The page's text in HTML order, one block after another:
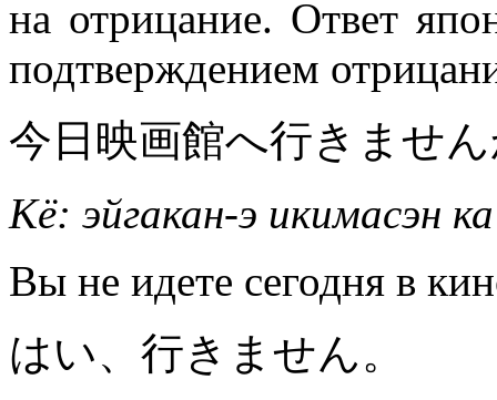
на отрицание. Ответ
подтверждением
今日映画館へ行きませ
Кё: эйгакан-э икимасэн
Вы не идете сегодня в
はい、行きません。